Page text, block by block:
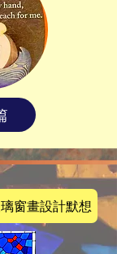
窗畫設計默想